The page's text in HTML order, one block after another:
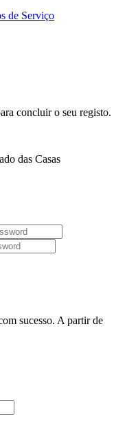
de Serviço
concluir o seu registo.
das Casas
sucesso. A partir de